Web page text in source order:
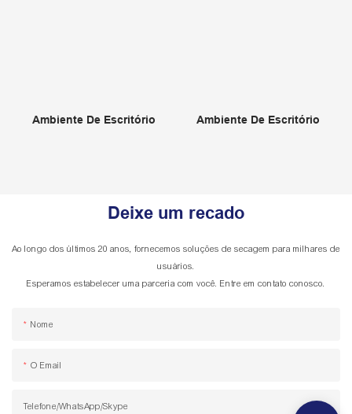
Ambiente De Escritório Ambiente De Escritório
Deixe um recado
Ao longo dos últimos 20 anos, fornecemos soluções de secagem para milhares de
usuários.
Esperamos estabelecer uma parceria com você. Entre em contato conosco.
Nome
O Email
Telefone/WhatsApp/Skype